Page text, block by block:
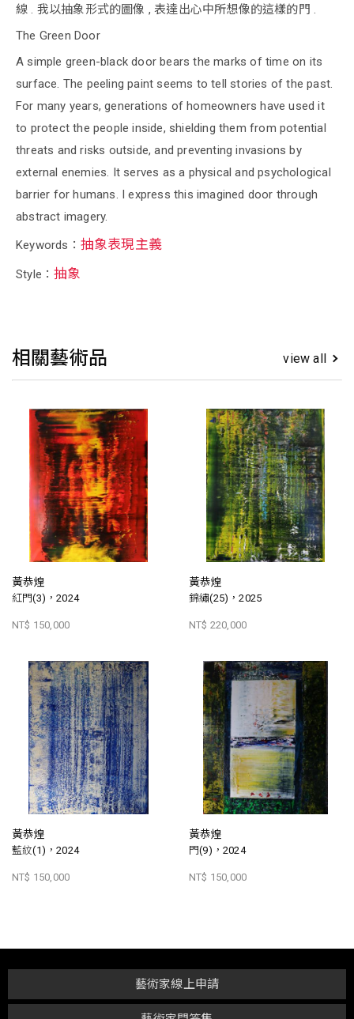
線 . 我以抽象形式的圖像 , 表達出心中所想像的這樣的門 .
The Green Door
A simple green-black door bears the marks of time on its
surface. The peeling paint seems to tell stories of the past.
For many years, generations of homeowners have used it
to protect the people inside, shielding them from potential
threats and risks outside, and preventing invasions by
external enemies. It serves as a physical and psychological
barrier for humans. I express this imagined door through
abstract imagery.
Keywords： 抽象表現主義
Style：抽象
相關藝術品 view all
黃恭煌
紅門(3)，2024
NT$ 150,000
黃恭煌
錦繡(25)，2025
NT$ 220,000
黃恭煌
藍紋(1)，2024
NT$ 150,000
黃恭煌
門(9)，2024
NT$ 150,000
藝術家線上申請